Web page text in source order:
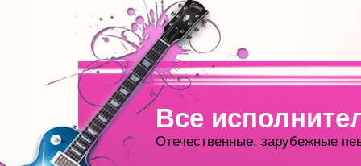
Все
Отечественные, зарубежные